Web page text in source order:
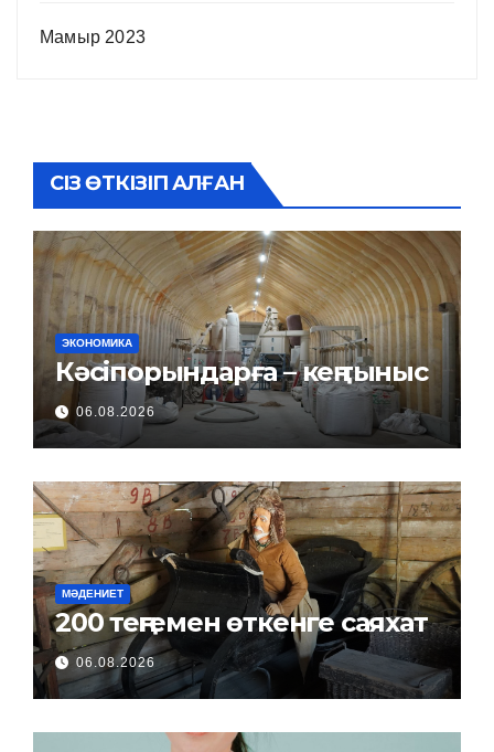
Мамыр 2023
СІЗ ӨТКІЗІП АЛҒАН
ЭКОНОМИКА
Кәсіпорындарға – кең тыныс
06.08.2026
МӘДЕНИЕТ
200 теңгемен өткенге саяхат
06.08.2026